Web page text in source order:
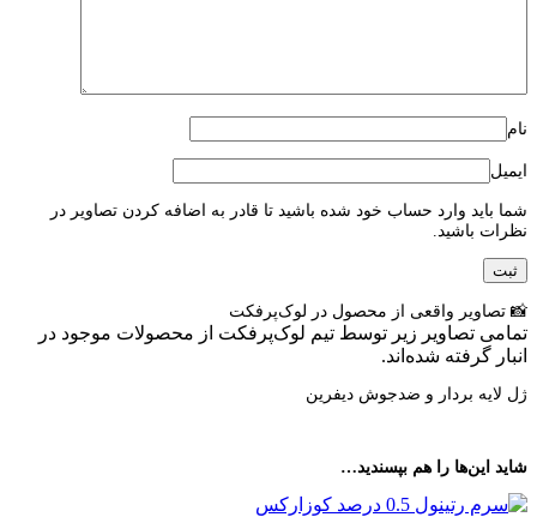
نام
ایمیل
شما باید وارد حساب خود شده باشید تا قادر به اضافه کردن تصاویر در
نظرات باشید.
📸 تصاویر واقعی از محصول در لوک‌پرفکت
تمامی تصاویر زیر توسط تیم لوک‌پرفکت از محصولات موجود در
انبار گرفته شده‌اند.
ژل لایه بردار و ضدجوش دیفرین
شاید این‌ها را هم بپسندید…